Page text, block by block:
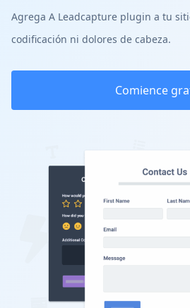
Agrega A Leadcapture plugin a tu
codificación ni dolores de cabeza.
Comience